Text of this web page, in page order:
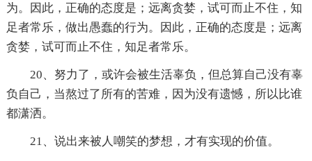
为。因此，正确的态度是；远离贪婪，试可而止不住，知
足者常乐，做出愚蠢的行为。因此，正确的态度是；远离
贪婪，试可而止不住，知足者常乐。
20、努力了，或许会被生活辜负，但总算自己没有辜
负自己，当熬过了所有的苦难，因为没有遗憾，所以比谁
都潇洒。
21、说出来被人嘲笑的梦想，才有实现的价值。